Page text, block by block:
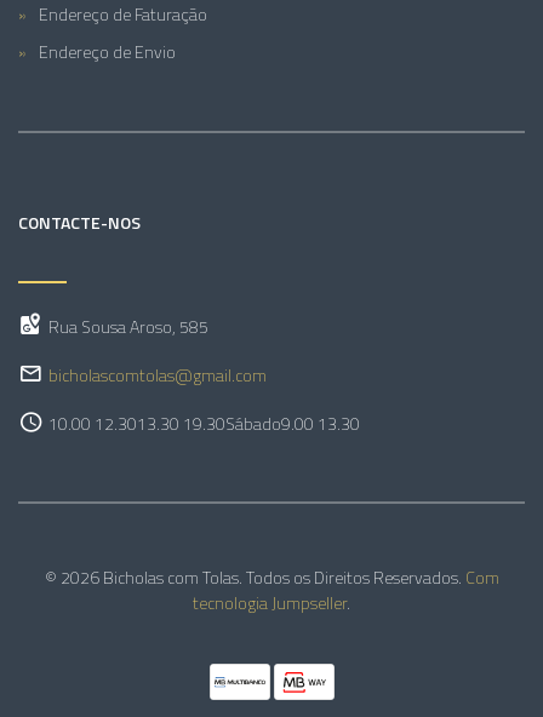
Endereço de Faturação
Endereço de Envio
CONTACTE-NOS
Rua Sousa Aroso, 585
bicholascomtolas@gmail.com
10.00 12.3013.30 19.30Sábado9.00 13.30
© 2026 Bicholas com Tolas. Todos os Direitos Reservados. Com
tecnologia Jumpseller.